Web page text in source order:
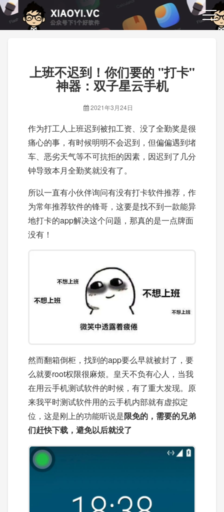
上班不迟到！你们要的 "打卡"
神器：双子星云手机
2021年3月24日
作为打工人上班迟到被扣工资、没了全勤奖是很
痛心的事，有时候明明不会迟到，但偏偏遇到堵
车、恶劣天气等不可抗拒的因素，因迟到了几分
钟导致本月全勤奖就没有了。
所以一直有小伙伴询问有没有打卡软件推荐，作
为常年推荐软件的锋哥，这要是找不到一款能异
地打卡的app解决这个问题，那真的是一点牌面
没有！
然而翻箱倒柜，找到的app要么早就被封了，要
么就要root权限很麻烦。皇天不负有心人，当我
在用云手机测试软件的时候，有了重大发现。原
来我平时测试软件用的云手机内部就有虚拟定
位，这是刚上的功能听说是限免的，需要的兄弟
们赶快下载，避免以后就没了